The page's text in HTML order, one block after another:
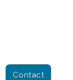
Contact